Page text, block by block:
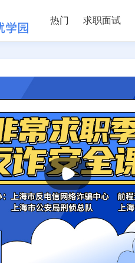
热门 求职面试